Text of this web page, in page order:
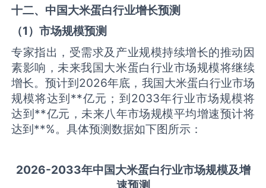
十二、中国大米蛋白行业增长预测
（1）市场规模预测
专家指出，受需求及产业规模持续增长的推动因
素影响，未来我国大米蛋白行业市场规模将继续
增长。预计到2026年底，我国大米蛋白行业市场
规模将达到**亿元；到2033年行业市场规模将
达到**亿元，未来八年市场规模平均增速预计将
达到**%。具体预测数据如下图所示：
2026-2033年中国大米蛋白行业市场规模及增
速预测